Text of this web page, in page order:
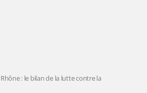
Rhône : le bilan de la lutte contre la